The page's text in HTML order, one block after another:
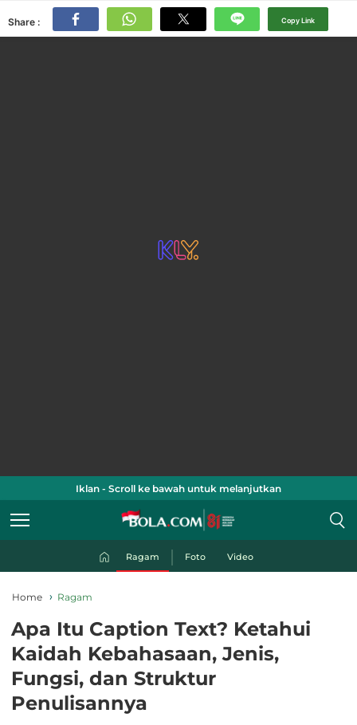
Share : Copy Link
Iklan - Scroll ke bawah untuk melanjutkan
Ragam Foto Video
Home Ragam
Apa Itu Caption Text? Ketahui
Kaidah Kebahasaan, Jenis,
Fungsi, dan Struktur
Penulisannya